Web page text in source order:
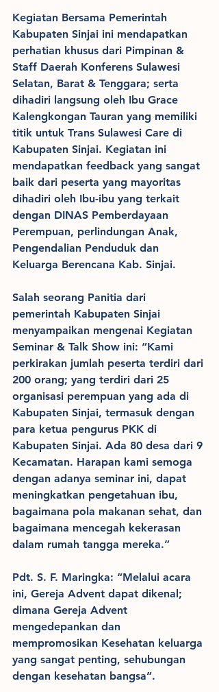
Kegiatan Bersama Pemerintah
Kabupaten Sinjai ini mendapatkan
perhatian khusus dari Pimpinan &
Staff Daerah Konferens Sulawesi
Selatan, Barat & Tenggara; serta
dihadiri langsung oleh Ibu Grace
Kalengkongan Tauran yang memiliki
titik untuk Trans Sulawesi Care di
Kabupaten Sinjai. Kegiatan ini
mendapatkan feedback yang sangat
baik dari peserta yang mayoritas
dihadiri oleh Ibu-ibu yang terkait
dengan DINAS Pemberdayaan
Perempuan, perlindungan Anak,
Pengendalian Penduduk dan
Keluarga Berencana Kab. Sinjai.
Salah seorang Panitia dari
pemerintah Kabupaten Sinjai
menyampaikan mengenai Kegiatan
Seminar & Talk Show ini: “Kami
perkirakan jumlah peserta terdiri dari
200 orang; yang terdiri dari 25
organisasi perempuan yang ada di
Kabupaten Sinjai, termasuk dengan
para ketua pengurus PKK di
Kabupaten Sinjai. Ada 80 desa dari 9
Kecamatan. Harapan kami semoga
dengan adanya seminar ini, dapat
meningkatkan pengetahuan ibu,
bagaimana pola makanan sehat, dan
bagaimana mencegah kekerasan
dalam rumah tangga mereka.”
Pdt. S. F. Maringka: “Melalui acara
ini, Gereja Advent dapat dikenal;
dimana Gereja Advent
mengedepankan dan
mempromosikan Kesehatan keluarga
yang sangat penting, sehubungan
dengan kesehatan bangsa”.